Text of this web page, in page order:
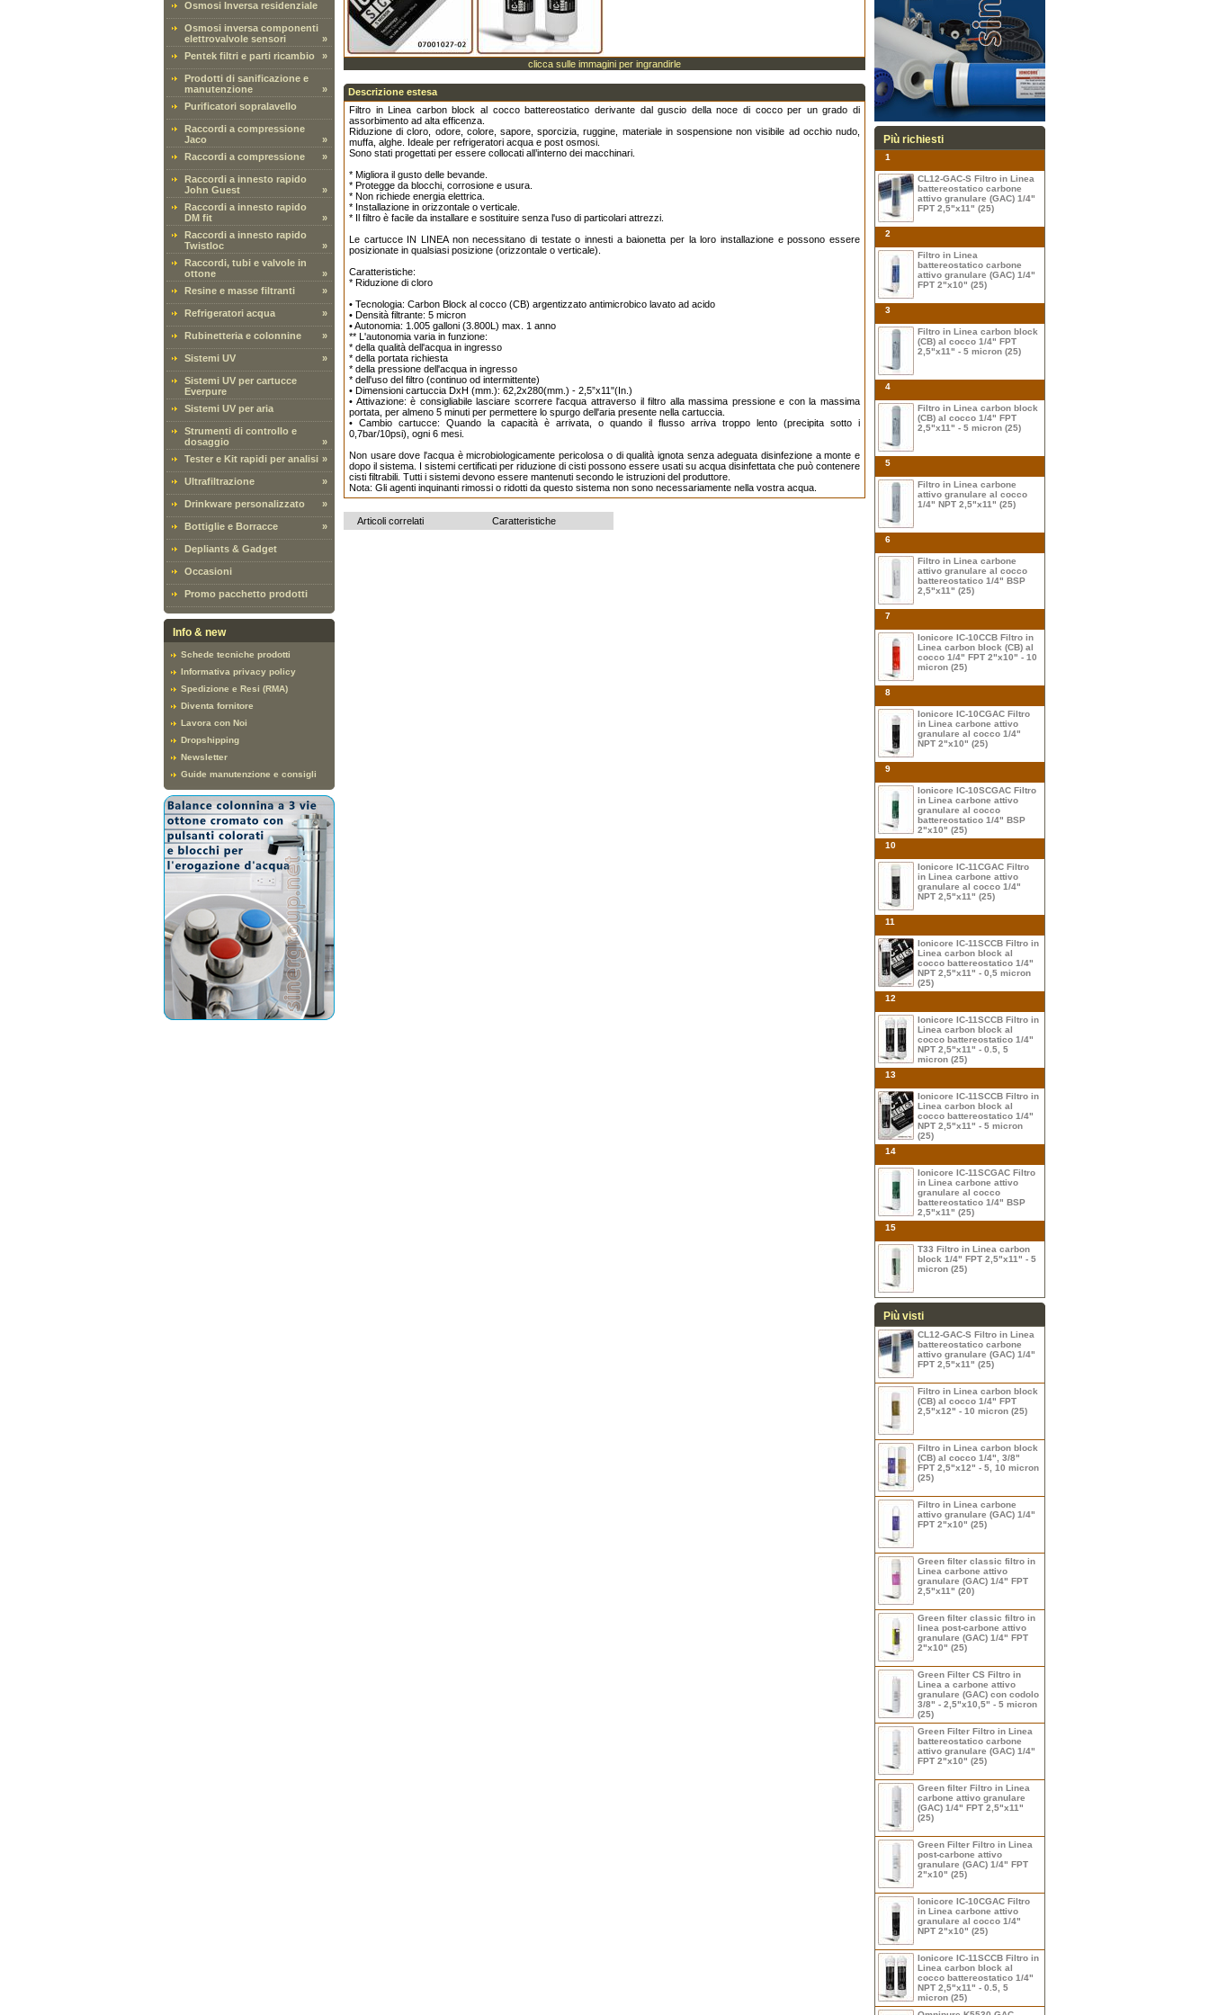
Osmosi Inversa residenziale
Osmosi inversa componenti
elettrovalvole sensori
»
Pentek filtri e parti ricambio
»
Prodotti di sanificazione e
manutenzione
»
Purificatori sopralavello
Raccordi a compressione
Jaco
»
Raccordi a compressione
»
Raccordi a innesto rapido
John Guest
»
Raccordi a innesto rapido
DM fit
»
Raccordi a innesto rapido
Twistloc
»
Raccordi, tubi e valvole in
ottone
»
Resine e masse filtranti
»
Refrigeratori acqua »
Rubinetteria e colonnine »
Sistemi UV »
Sistemi UV per cartucce
Everpure
Sistemi UV per aria
Strumenti di controllo e
dosaggio
»
Tester e Kit rapidi per analisi »
Ultrafiltrazione »
Drinkware personalizzato »
Bottiglie e Borracce »
Depliants & Gadget
Occasioni
Promo pacchetto prodotti
Info & new
Schede tecniche prodotti
Informativa privacy policy
Spedizione e Resi (RMA)
Diventa fornitore
Lavora con Noi
Dropshipping
Newsletter
Guide manutenzione e consigli
clicca sulle immagini per ingrandirle
Descrizione estesa
Filtro in Linea carbon block al cocco battereostatico derivante dal guscio della noce di cocco per un grado di
assorbimento ad alta efficenza.
Riduzione di cloro, odore, colore, sapore, sporcizia, ruggine, materiale in sospensione non visibile ad occhio nudo,
muffa, alghe. Ideale per refrigeratori acqua e post osmosi.
Sono stati progettati per essere collocati all’interno dei macchinari.
* Migliora il gusto delle bevande.
* Protegge da blocchi, corrosione e usura.
* Non richiede energia elettrica.
* Installazione in orizzontale o verticale.
* Il filtro è facile da installare e sostituire senza l'uso di particolari attrezzi.
Le cartucce IN LINEA non necessitano di testate o innesti a baionetta per la loro installazione e possono essere
posizionate in qualsiasi posizione (orizzontale o verticale).
Caratteristiche:
* Riduzione di cloro
• Tecnologia: Carbon Block al cocco (CB) argentizzato antimicrobico lavato ad acido
• Densità filtrante: 5 micron
• Autonomia: 1.005 galloni (3.800L) max. 1 anno
** L'autonomia varia in funzione:
* della qualità dell'acqua in ingresso
* della portata richiesta
* della pressione dell'acqua in ingresso
* dell'uso del filtro (continuo od intermittente)
• Dimensioni cartuccia DxH (mm.): 62,2x280(mm.) - 2,5”x11"(In.)
• Attivazione: è consigliabile lasciare scorrere l'acqua attraverso il filtro alla massima pressione e con la massima
portata, per almeno 5 minuti per permettere lo spurgo dell'aria presente nella cartuccia.
• Cambio cartucce: Quando la capacità è arrivata, o quando il flusso arriva troppo lento (precipita sotto i
0,7bar/10psi), ogni 6 mesi.
Non usare dove l'acqua è microbiologicamente pericolosa o di qualità ignota senza adeguata disinfezione a monte e
dopo il sistema. I sistemi certificati per riduzione di cisti possono essere usati su acqua disinfettata che può contenere
cisti filtrabili. Tutti i sistemi devono essere mantenuti secondo le istruzioni del produttore.
Nota: Gli agenti inquinanti rimossi o ridotti da questo sistema non sono necessariamente nella vostra acqua.
Articoli correlati Caratteristiche
Più richiesti
1
CL12-GAC-S Filtro in Linea
battereostatico carbone
attivo granulare (GAC) 1/4"
FPT 2,5"x11" (25)
2
Filtro in Linea
battereostatico carbone
attivo granulare (GAC) 1/4"
FPT 2"x10" (25)
3
Filtro in Linea carbon block
(CB) al cocco 1/4" FPT
2,5"x11" - 5 micron (25)
4
Filtro in Linea carbon block
(CB) al cocco 1/4" FPT
2,5"x11" - 5 micron (25)
5
Filtro in Linea carbone
attivo granulare al cocco
1/4" NPT 2,5"x11" (25)
6
Filtro in Linea carbone
attivo granulare al cocco
battereostatico 1/4" BSP
2,5"x11" (25)
7
Ionicore IC-10CCB Filtro in
Linea carbon block (CB) al
cocco 1/4" FPT 2"x10" - 10
micron (25)
8
Ionicore IC-10CGAC Filtro
in Linea carbone attivo
granulare al cocco 1/4"
NPT 2"x10" (25)
9
Ionicore IC-10SCGAC Filtro
in Linea carbone attivo
granulare al cocco
battereostatico 1/4" BSP
2"x10" (25)
10
Ionicore IC-11CGAC Filtro
in Linea carbone attivo
granulare al cocco 1/4"
NPT 2,5"x11" (25)
11
Ionicore IC-11SCCB Filtro in
Linea carbon block al
cocco battereostatico 1/4"
NPT 2,5"x11" - 0,5 micron
(25)
12
Ionicore IC-11SCCB Filtro in
Linea carbon block al
cocco battereostatico 1/4"
NPT 2,5"x11" - 0.5, 5
micron (25)
13
Ionicore IC-11SCCB Filtro in
Linea carbon block al
cocco battereostatico 1/4"
NPT 2,5"x11" - 5 micron
(25)
14
Ionicore IC-11SCGAC Filtro
in Linea carbone attivo
granulare al cocco
battereostatico 1/4" BSP
2,5"x11" (25)
15
T33 Filtro in Linea carbon
block 1/4" FPT 2,5"x11" - 5
micron (25)
Più visti
CL12-GAC-S Filtro in Linea
battereostatico carbone
attivo granulare (GAC) 1/4"
FPT 2,5"x11" (25)
Filtro in Linea carbon block
(CB) al cocco 1/4" FPT
2,5"x12" - 10 micron (25)
Filtro in Linea carbon block
(CB) al cocco 1/4", 3/8"
FPT 2,5"x12" - 5, 10 micron
(25)
Filtro in Linea carbone
attivo granulare (GAC) 1/4"
FPT 2"x10" (25)
Green filter classic filtro in
Linea carbone attivo
granulare (GAC) 1/4" FPT
2,5"x11" (20)
Green filter classic filtro in
linea post-carbone attivo
granulare (GAC) 1/4" FPT
2"x10" (25)
Green Filter CS Filtro in
Linea a carbone attivo
granulare (GAC) con codolo
3/8" - 2,5"x10,5" - 5 micron
(25)
Green Filter Filtro in Linea
battereostatico carbone
attivo granulare (GAC) 1/4"
FPT 2"x10" (25)
Green filter Filtro in Linea
carbone attivo granulare
(GAC) 1/4" FPT 2,5"x11"
(25)
Green Filter Filtro in Linea
post-carbone attivo
granulare (GAC) 1/4" FPT
2"x10" (25)
Ionicore IC-10CGAC Filtro
in Linea carbone attivo
granulare al cocco 1/4"
NPT 2"x10" (25)
Ionicore IC-11SCCB Filtro in
Linea carbon block al
cocco battereostatico 1/4"
NPT 2,5"x11" - 0.5, 5
micron (25)